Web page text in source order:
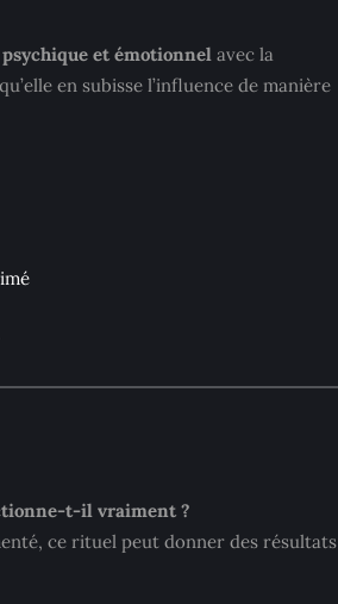
et émotionnelavec la
en subisse l’influence de manière
t-il vraiment ?
ce rituel peut donner des résultats